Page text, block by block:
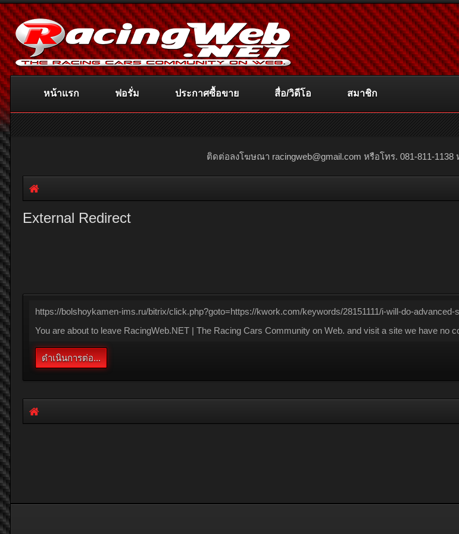
ติดต่อลงโฆษณา racingweb@gmail.com หรือโทร. 081-811-
External Redirect
https://bolshoykamen-ims.ru/bitrix/click.php?goto=https://kwork.com/keywords/28151111/i-will-do-
You are about to leave RacingWeb.NET | The Racing Cars Community on Web. and visit a site we have no
ดำเนินการต่อ...
หน้าแรก ฟอรั่ม ประกาศซื้อขาย สื่อ/วิดีโอ สมาชิก